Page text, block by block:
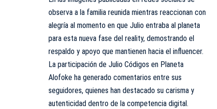
observa a la familia reunida mientras reaccionan con
alegría al momento en que Julio entraba al planeta
para esta nueva fase del reality, demostrando el
respaldo y apoyo que mantienen hacia el influencer.
La participación de Julio Códigos en Planeta
Alofoke ha generado comentarios entre sus
seguidores, quienes han destacado su carisma y
autenticidad dentro de la competencia digital.